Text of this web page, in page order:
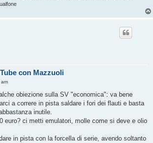
con Mazzuoli
obiezione sulla SV "economica": va bene
a correre in pista saldare i fori dei flauti e basta
inutile.
euro? ci metti emulatori, molle come si deve e olio
in pista con la forcella di serie, avendo soltanto